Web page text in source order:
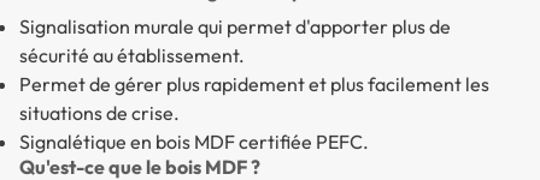
Signalisation murale qui permet d'apporter plus de
sécurité au établissement.
Permet de gérer plus rapidement et plus facilement les
situations de crise.
Signalétique en bois MDF certifiée PEFC.
Qu'est-ce que le bois MDF ?